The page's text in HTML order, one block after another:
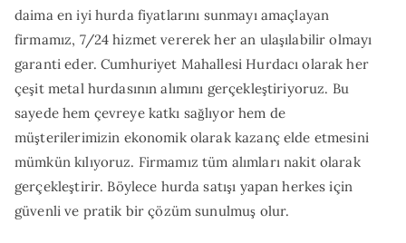
daima en iyi hurda fiyatlarını sunmayı amaçlayan
firmamız, 7/24 hizmet vererek her an ulaşılabilir olmayı
garanti eder. Cumhuriyet Mahallesi Hurdacı olarak her
çeşit metal hurdasının alımını gerçekleştiriyoruz. Bu
sayede hem çevreye katkı sağlıyor hem de
müşterilerimizin ekonomik olarak kazanç elde etmesini
mümkün kılıyoruz. Firmamız tüm alımları nakit olarak
gerçekleştirir. Böylece hurda satışı yapan herkes için
güvenli ve pratik bir çözüm sunulmuş olur.